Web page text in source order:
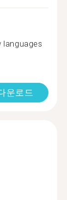
languages
운로드